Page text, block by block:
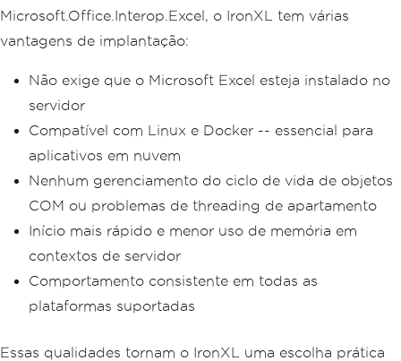
Microsoft.Office.Interop.Excel, o IronXL tem várias
vantagens de implantação:
Não exige que o Microsoft Excel esteja instalado no
servidor
Compatível com Linux e Docker -- essencial para
aplicativos em nuvem
Nenhum gerenciamento do ciclo de vida de objetos
COM ou problemas de threading de apartamento
Início mais rápido e menor uso de memória em
contextos de servidor
Comportamento consistente em todas as
plataformas suportadas
Essas qualidades tornam o IronXL uma escolha prática